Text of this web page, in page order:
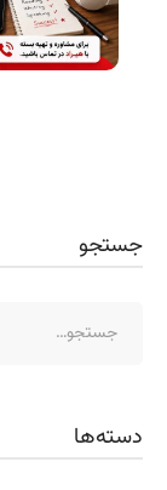
جستجو
دسته‌ها